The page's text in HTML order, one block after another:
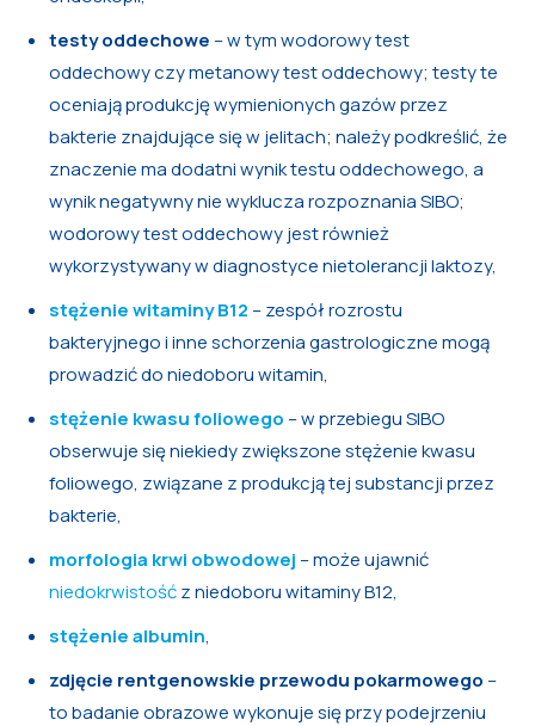
testy oddechowe – w tym wodorowy test
oddechowy czy metanowy test oddechowy; testy te
oceniają produkcję wymienionych gazów przez
bakterie znajdujące się w jelitach; należy podkreślić, że
znaczenie ma dodatni wynik testu oddechowego, a
wynik negatywny nie wyklucza rozpoznania SIBO;
wodorowy test oddechowy jest również
wykorzystywany w diagnostyce nietolerancji laktozy,
stężenie witaminy B12 – zespół rozrostu
bakteryjnego i inne schorzenia gastrologiczne mogą
prowadzić do niedoboru witamin,
stężenie kwasu foliowego – w przebiegu SIBO
obserwuje się niekiedy zwiększone stężenie kwasu
foliowego, związane z produkcją tej substancji przez
bakterie,
morfologia krwi obwodowej – może ujawnić
niedokrwistośćz niedoboru witaminy B12,
stężenie albumin,
zdjęcie rentgenowskie przewodu pokarmowego –
to badanie obrazowe wykonuje się przy podejrzeniu